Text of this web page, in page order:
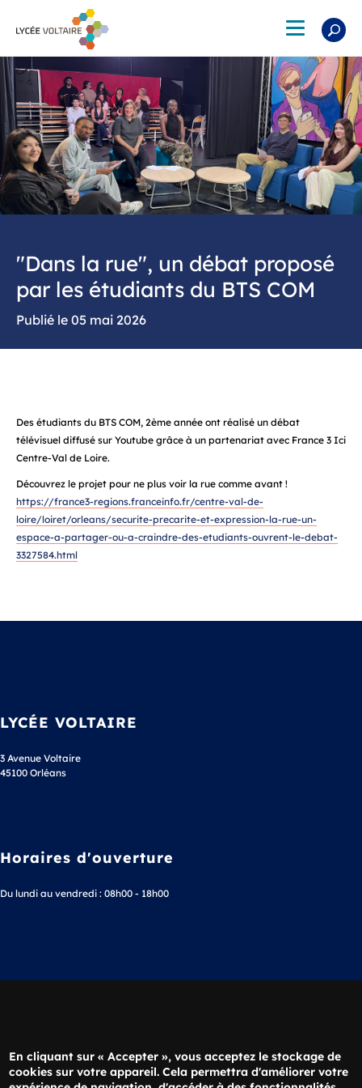
principal
Toggle
navigation
"Dans la rue", un débat proposé
par les étudiants du BTS COM
05 mai 2026
Des étudiants du BTS COM, 2ème année ont réalisé un débat
télévisuel diffusé sur Youtube grâce à un partenariat avec France 3 Ici
Centre-Val de Loire.
Découvrez le projet pour ne plus voir la rue comme avant !
https://france3-regions.franceinfo.fr/centre-val-de-
loire/loiret/orleans/securite-precarite-et-expression-la-rue-un-
espace-a-partager-ou-a-craindre-des-etudiants-ouvrent-le-debat-
3327584.html
LYCÉE VOLTAIRE
3 Avenue Voltaire
45100 Orléans
Horaires d'ouverture
Du lundi au vendredi : 08h00 - 18h00
En cliquant sur « Accepter », vous acceptez le stockage de
cookies sur votre appareil. Cela permettra d'améliorer votre